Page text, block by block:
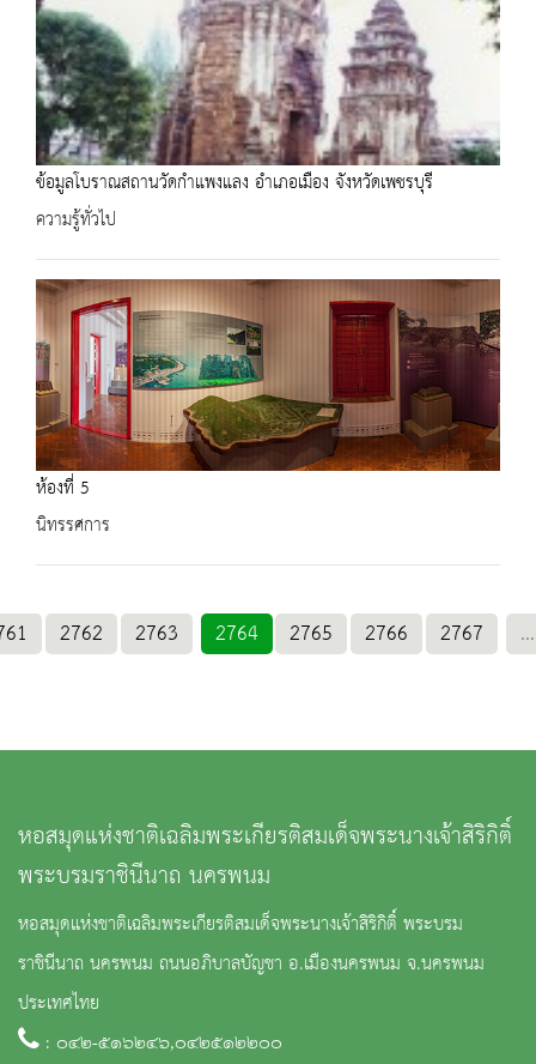
ข้อมูลโบราณสถานวัดกำแพงแลง อำเภอเมือง จังหวัดเพชรบุรี
ความรู้ทั่วไป
ห้องที่ 5
นิทรรศการ
2762 2763 2764 2765 2766 2767 ...
หอสมุดแห่งชาติเฉลิมพระเกียรติสมเด็จพระนางเจ้าสิริกิติ์
พระบรมราชินีนาถ นครพนม
หอสมุดแห่งชาติเฉลิมพระเกียรติสมเด็จพระนางเจ้าสิริกิติ์ พระบรม
ราชินีนาถ นครพนม ถนนอภิบาลบัญชา อ.เมืองนครพนม จ.นครพนม
ประเทศไทย
: ๐๔๒-๕๑๖๒๔๖,๐๔๒๕๑๒๒๐๐